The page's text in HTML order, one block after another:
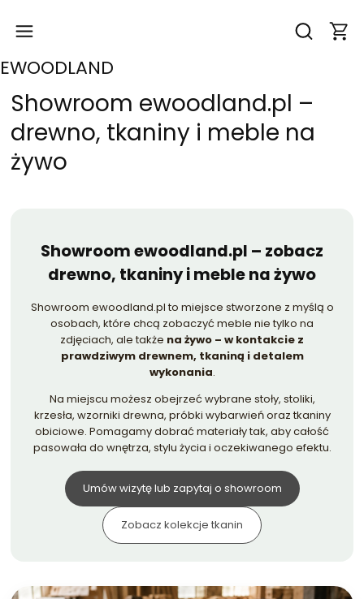
Otwórz
EWOODLAND
Showroom ewoodland.pl –
drewno, tkaniny i meble na
żywo
Showroom ewoodland.pl – zobacz
drewno, tkaniny i meble na żywo
Showroom ewoodland.pl to miejsce stworzone z myślą o
osobach, które chcą zobaczyć meble nie tylko na
zdjęciach, ale także na żywo – w kontakcie z
prawdziwym drewnem, tkaniną i detalem
wykonania.
Na miejscu możesz obejrzeć wybrane stoły, stoliki,
krzesła, wzorniki drewna, próbki wybarwień oraz tkaniny
obiciowe. Pomagamy dobrać materiały tak, aby całość
pasowała do wnętrza, stylu życia i oczekiwanego efektu.
Umów wizytę lub zapytaj o showroom
Zobacz kolekcje tkanin